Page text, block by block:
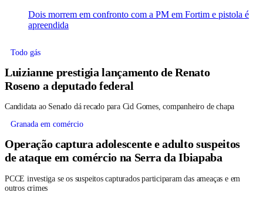
Dois morrem em confronto com a PM em Fortim e pistola é
apreendida
Todo gás
Luizianne prestigia lançamento de Renato
Roseno a deputado federal
Candidata ao Senado dá recado para Cid Gomes, companheiro de chapa
Granada em comércio
Operação captura adolescente e adulto suspeitos
de ataque em comércio na Serra da Ibiapaba
PCCE investiga se os suspeitos capturados participaram das ameaças e em
outros crimes